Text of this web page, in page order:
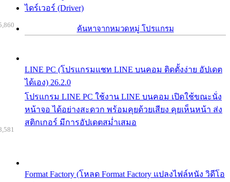
ไดร์เวอร์ (Driver)
ค้นหาจากหมวดหมู่ โปรแกรม
LINE PC (โปรแกรมแชท LINE บนคอม ติดตั้งง่าย อัปเดต
ได้เอง) 26.2.0
โปรแกรม LINE PC ใช้งาน LINE บนคอม เปิดใช้ขณะนั่ง
หน้าจอ ได้อย่างสะดวก พร้อมคุยด้วยเสียง คุยเห็นหน้า ส่ง
สติกเกอร์ มีการอัปเดตสม่ำเสมอ
Format Factory (โหลด Format Factory แปลงไฟล์หนัง วิดีโอ